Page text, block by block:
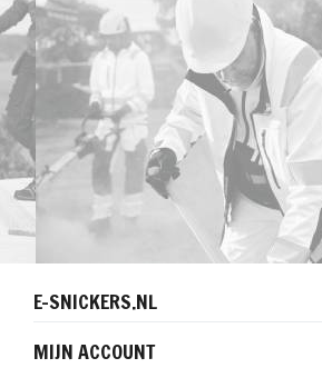
E-SNICKERS.NL
MIJN ACCOUNT